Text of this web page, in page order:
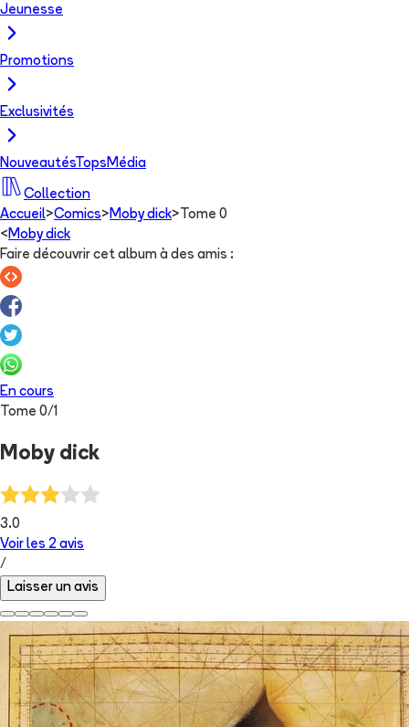
Jeunesse
Promotions
Exclusivités
NouveautésTops Média
Collection
Accueil>Comics> Moby dick> Tome 0
< Moby dick
Faire découvrir cet album à des amis :
En cours
Tome 0/1
Moby dick
3.0
Voir les 2 avis
/
Laisser un avis